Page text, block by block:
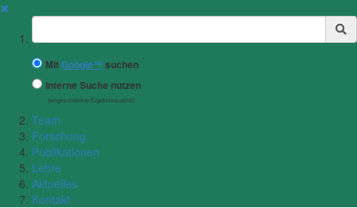
✖
Suchbegriff
MitGoogle™ suchen
Interne Suche nutzen
(eingeschränkte Ergebnisqualität)
Team
Forschung
Publikationen
Lehre
Aktuelles
Kontakt